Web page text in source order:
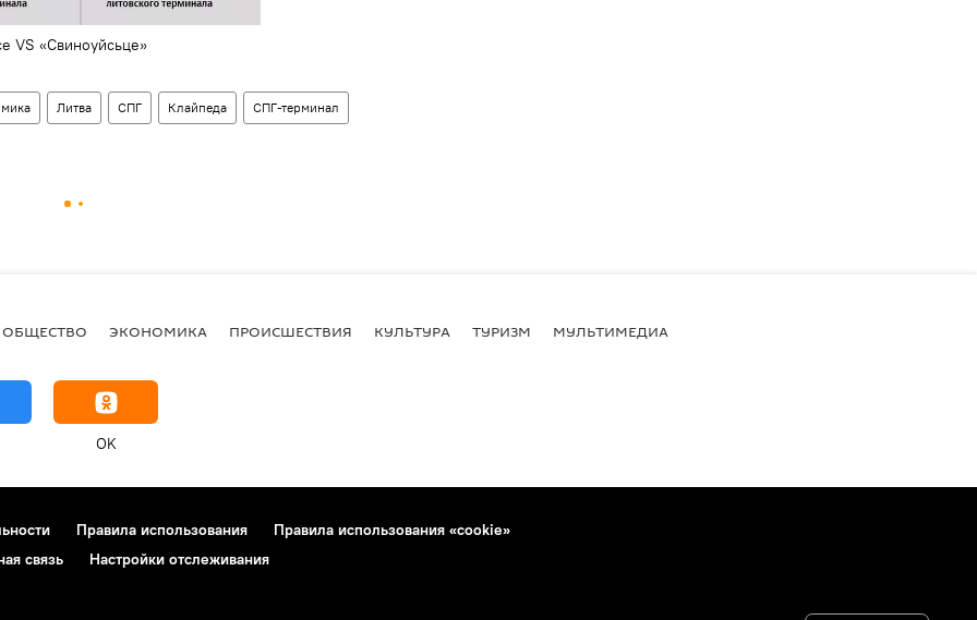
VS «Свиноуйсьце»
Литва СПГ Клайпеда СПГ-терминал
ОБЩЕСТВО ЭКОНОМИКА ПРОИСШЕСТВИЯ КУЛЬТУРА ТУРИЗМ МУЛЬТИМЕДИА
OK
Правила использования
Правила использования «cookie»
связь Настройки отслеживания